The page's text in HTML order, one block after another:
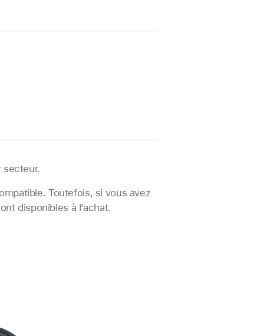
secteur.
Toutefois, si vous avez
disponibles à l’achat.